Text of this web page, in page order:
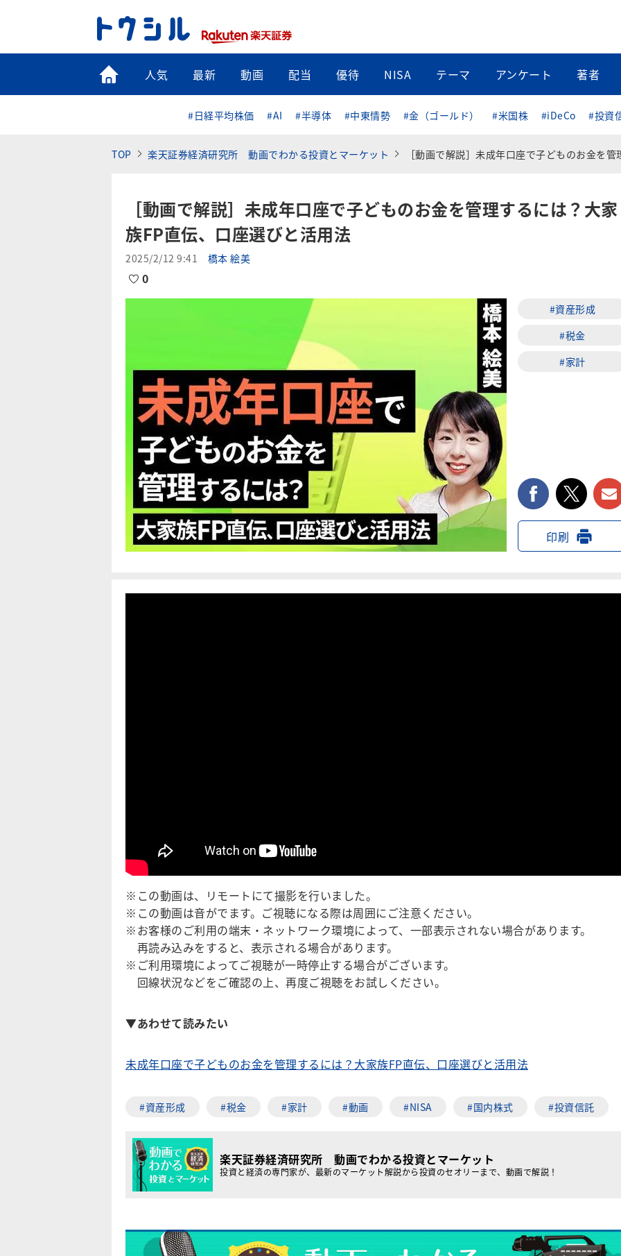
トップ
人気 最新 動画 配当 優待 NISA テーマ アンケート 著者
#日経平均株価 #AI #半導体 #中東情勢 #金（ゴールド） #米国株 #iDeCo #投資
TOP 楽天証券経済研究所 動画でわかる投資とマーケット ［動画で解説］未成年口座で子どものお金を管理するには？大家族FP直伝、口座選びと活
［動画で解説］未成年口座で子どものお金を管理するには？大家
族FP直伝、口座選びと活用法
2025/2/12 9:41 橋本 絵美
0
#資産形成
#税金
#家計
facebook
印刷
※この動画は、リモートにて撮影を行いました。
※この動画は音がでます。ご視聴になる際は周囲にご注意ください。
※お客様のご利用の端末・ネットワーク環境によって、一部表示されない場合があります。
再読み込みをすると、表示される場合があります。
※ご利用環境によってご視聴が一時停止する場合がございます。
回線状況などをご確認の上、再度ご視聴をお試しください。
▼あわせて読みたい
未成年口座で子どものお金を管理するには？大家族FP直伝、口座選びと活用法
#資産形成 #税金 #家計 #動画 #NISA #国内株式 #投資信託
楽天証券経済研究所 動画でわかる投資とマーケット
投資と経済の専門家が、最新のマーケット解説から投資のセオリーまで、動画で解説！